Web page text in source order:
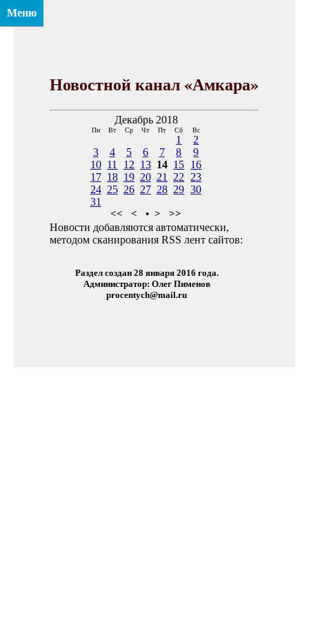
Меню
Новостной канал «Амкара»
Декабрь 2018
Пн Вт Ср Чт Пт Сб Вс
1
2
3
4 5 6 7 8
9
10 11 12 13 14 15 16
17 18 19 20 21 22
23
24 25 26 27 28 29 30
31
<< < • > >>
Новости добавляются автоматически,
методом сканирования RSS лент сайтов:
Раздел создан 28 января 2016 года.
Администратор: Олег Пименов
procentych@mail.ru